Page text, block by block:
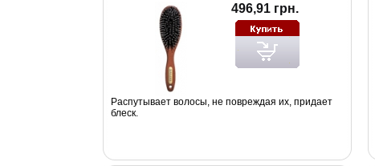
496,91 грн.
Распутывает волосы, не повреждая их, придает
блеск.